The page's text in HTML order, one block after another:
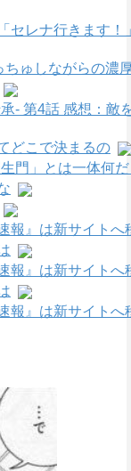
セレナ行きます
ゅしながらの濃
- 第4話 感想：敵
どこで決まるの
門」とは一体何
報』は新サイトへ
報』は新サイトへ
報』は新サイトへ